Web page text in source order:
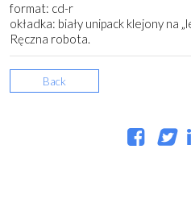
format: cd-r
okładka: biały unipack klejony na
Ręczna robota.
Back